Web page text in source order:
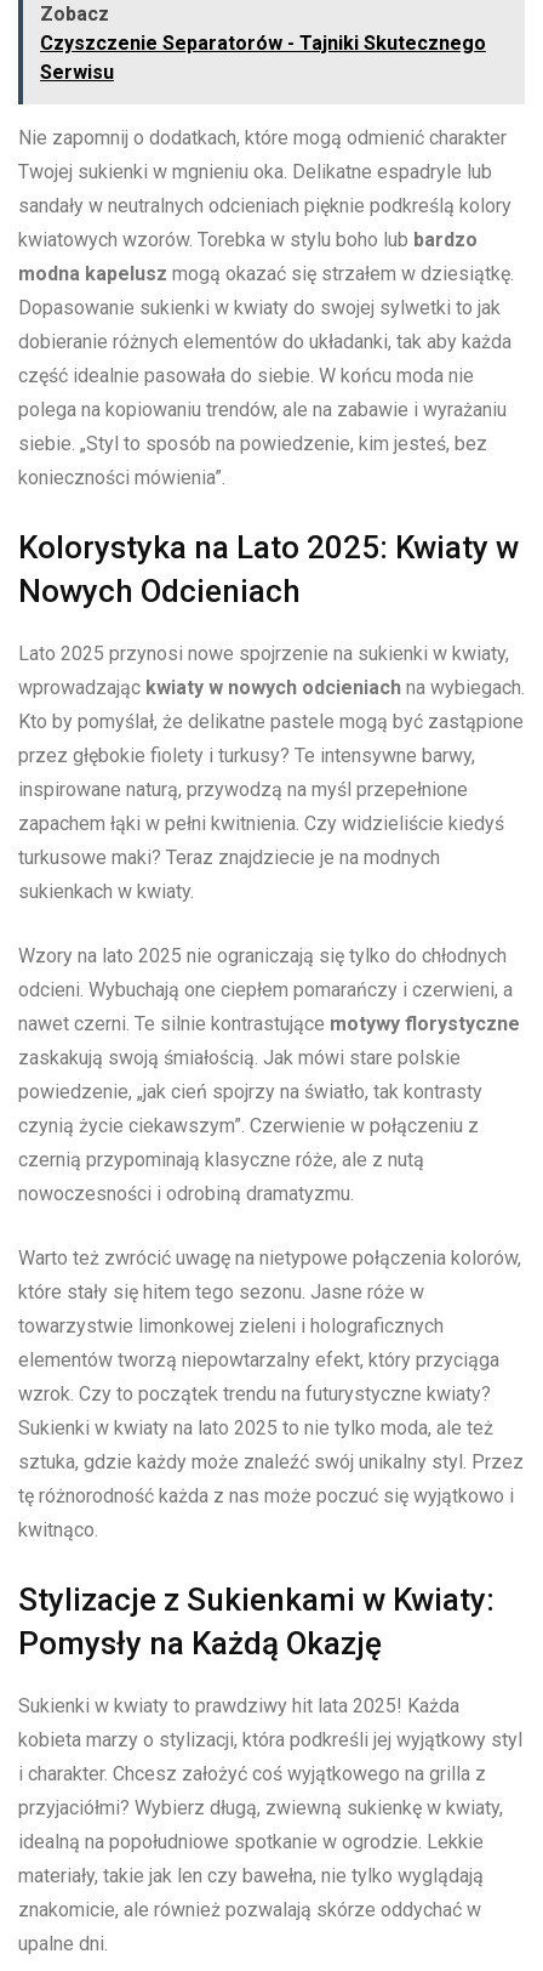
Zobacz
Czyszczenie Separatorów - Tajniki Skutecznego
Serwisu
Nie​ zapomnij o ​dodatkach,⁣ które mogą odmienić charakter
Twojej sukienki w mgnieniu oka.‍ Delikatne espadryle lub
⁢sandały w neutralnych odcieniach pięknie podkreślą kolory
kwiatowych wzorów. Torebka w ⁢stylu boho lub⁣ bardzo
modna⁤ kapelusz mogą ​okazać ⁤się strzałem ⁤w dziesiątkę.
Dopasowanie sukienki⁣ w⁤ kwiaty do swojej sylwetki to ‌jak
dobieranie⁣ różnych elementów do układanki, tak aby każda
część ⁢idealnie pasowała do siebie. W końcu moda nie
polega na kopiowaniu trendów, ale na zabawie i wyrażaniu‌
siebie. „Styl to sposób ‌na powiedzenie, ​kim jesteś, bez
konieczności mówienia”.
Kolorystyka na Lato 2025: Kwiaty w
Nowych Odcieniach
Lato 2025 przynosi nowe spojrzenie ​na​ sukienki w kwiaty,
‌wprowadzając kwiaty⁤ w nowych odcieniach na wybiegach.⁣
Kto by pomyślał, że delikatne pastele mogą być zastąpione
‍przez głębokie​ fiolety‍ i⁤ turkusy? Te intensywne barwy,
inspirowane naturą, przywodzą na ⁤myśl przepełnione
zapachem‍ łąki w ⁢pełni‍ kwitnienia. Czy widzieliście kiedyś⁣
turkusowe ‍maki? Teraz znajdziecie je na modnych
⁢sukienkach w kwiaty.
Wzory na lato 2025 nie ograniczają się tylko ‌do ⁢chłodnych
odcieni. Wybuchają one ciepłem pomarańczy ⁢i czerwieni, a⁣
nawet czerni. Te⁣ silnie kontrastujące motywy florystyczne
zaskakują swoją śmiałością. Jak ‌mówi stare polskie‌
powiedzenie, „jak cień spojrzy na światło, tak kontrasty
‌czynią życie ciekawszym”. Czerwienie w połączeniu z
czernią ‍przypominają‌ klasyczne róże, ⁣ale z nutą‍
nowoczesności i odrobiną ‌dramatyzmu.
Warto też⁣ zwrócić uwagę na ⁤nietypowe ⁤połączenia kolorów,
⁣które stały się hitem tego​ sezonu. Jasne róże w
towarzystwie limonkowej zieleni i holograficznych
elementów tworzą niepowtarzalny efekt, który ‍przyciąga
wzrok. Czy ⁣to‍ początek ‌trendu na ⁢futurystyczne‌ kwiaty?
Sukienki w kwiaty na lato ​2025 to nie tylko moda, ale też‍
sztuka, gdzie każdy może​ znaleźć swój unikalny styl. ⁤Przez
tę ‌różnorodność każda z nas ⁤może poczuć się wyjątkowo i
kwitnąco.
Stylizacje ⁤z Sukienkami w Kwiaty:
Pomysły na‌ Każdą Okazję
Sukienki w kwiaty to prawdziwy hit⁢ lata 2025! Każda
kobieta marzy o stylizacji, która podkreśli jej wyjątkowy ​styl
i charakter. Chcesz założyć coś wyjątkowego na grilla z
przyjaciółmi? Wybierz długą,⁢ zwiewną sukienkę w kwiaty,
idealną na​ popołudniowe spotkanie w ⁢ogrodzie.⁤ Lekkie
materiały, takie jak len czy bawełna, nie‍ tylko wyglądają
znakomicie, ⁤ale‌ również pozwalają skórze oddychać w
upalne dni.